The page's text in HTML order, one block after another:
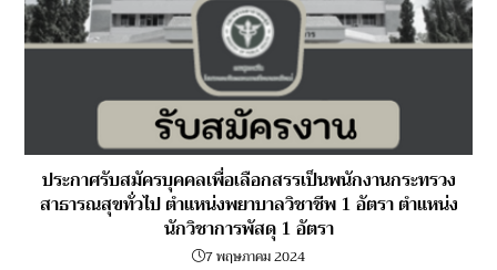
ประกาศรับสมัครบุคคลเพื่อเลือกสรรเป็นพนักงานกระทรวง
สาธารณสุขทั่วไป ตำแหน่งพยาบาลวิชาชีพ 1 อัตรา ตำแหน่ง
นักวิชาการพัสดุ 1 อัตรา
7 พฤษภาคม 2024